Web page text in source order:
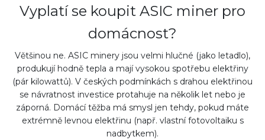
Vyplatí se koupit ASIC miner pro
domácnost?
Většinou ne. ASIC minery jsou velmi hlučné (jako letadlo),
produkují hodně tepla a mají vysokou spotřebu elektřiny
(pár kilowattů). V českých podmínkách s drahou elektřinou
se návratnost investice protahuje na několik let nebo je
záporná. Domácí těžba má smysl jen tehdy, pokud máte
extrémně levnou elektřinu (např. vlastní fotovoltaiku s
nadbytkem).